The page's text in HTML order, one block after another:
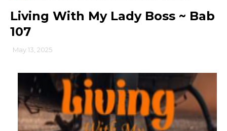
Living With My Lady Boss ~ Bab
107
May 13, 2025